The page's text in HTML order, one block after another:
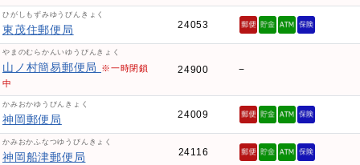
ひがしもずみゆうびんきょく
東茂住郵便局 24053
やまのむらかんいゆうびんきょく
山ノ村簡易郵便局
※一時閉鎖
中
24900 −
かみおかゆうびんきょく
神岡郵便局 24009
かみおかふなつゆうびんきょく
神岡船津郵便局 24116